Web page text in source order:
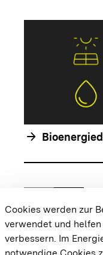
arrow_forward
Zur chevron_rightZur
{{/
Cookies werden zur
verwendet und
verbessern. Im